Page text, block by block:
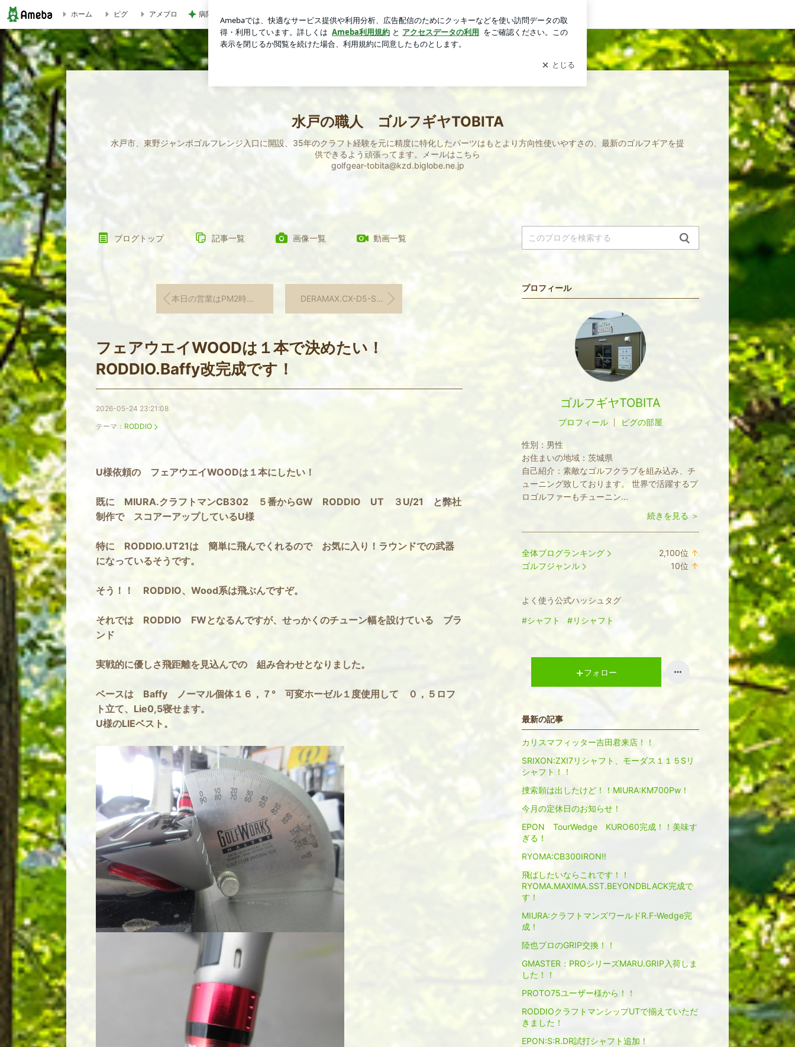
フェアウエイWOODは１本で決めたい！RODDIO.Baffy改完成です！ | 水戸の職人 ゴルフギヤTOBITA
ホーム ピグ アメブロ 病院から退院をお願いされた父 ログイン
水戸の職人 ゴルフギヤTOBITA
水戸市、東野ジャンボゴルフレンジ入口に開設、35年のクラフト経験を元に精度に特化したパーツはもとより方向性使いやすさの、最新のゴルフギアを提
供できるよう頑張ってます。メールはこちら
golfgear-tobita@kzd.biglobe.ne.jp
ブログトップ 記事一覧 画像一覧 動画一覧
本日の営業はPM2時終了いたします。 DERAMAX.CX-D5-SRリシャフト完成！！
フェアウエイWOODは１本で決めたい！
RODDIO.Baffy改完成です！
2026-05-24 23:21:08
テーマ： RODDIO
U様依頼の フェアウエイWOODは１本にしたい！
既に MIURA.クラフトマンCB302 ５番からGW RODDIO UT ３U/21 と弊社
制作で スコアーアップしているU様
特に RODDIO.UT21は 簡単に飛んでくれるので お気に入り！ラウンドでの武器
になっているそうです。
そう！！ RODDIO、Wood系は飛ぶんですぞ。
それでは RODDIO FWとなるんですが、せっかくのチューン幅を設けている ブラ
ンド
実戦的に優しさ飛距離を見込んでの 組み合わせとなりました。
ベースは Baffy ノーマル個体１６，７° 可変ホーゼル１度使用して ０，５ロフ
ト立て、Lie0,5寝せます。
U様のLIEベスト。
プロフィール
ゴルフギヤTOBITA
プロフィール ピグの部屋
性別： 男性
お住まいの地域： 茨城県
自己紹介： 素敵なゴルフクラブを組み込み、チ
ューニング致しております。 世界で活躍するプ
ロゴルファーもチューニン...
続きを見る ＞
全体ブログランキング 2,100位 ↑
ゴルフジャンル 10位 ↑
よく使う公式ハッシュタグ
#シャフト #リシャフト
フォロー
最新の記事
カリスマフィッター吉田君来店！！
SRIXON:ZXI7リシャフト、モーダス１１５Sリ
シャフト！！
捜索願は出したけど！！MIURA:KM700Pw！
今月の定休日のお知らせ！
EPON TourWedge KURO60完成！！美味す
ぎる！
RYOMA:CB300IRON!!
飛ばしたいならこれです！！
RYOMA.MAXIMA.SST.BEYONDBLACK完成で
す！
MIURA:クラフトマンズワールドR.F-Wedge完
成！
陸也プロのGRIP交換！！
GMASTER：PROシリーズMARU.GRIP入荷しま
した！！
PROTO75ユーザー様から！！
RODDIOクラフトマンシップUTで揃えていただ
きました！
EPON:S:R.DR試打シャフト追加！